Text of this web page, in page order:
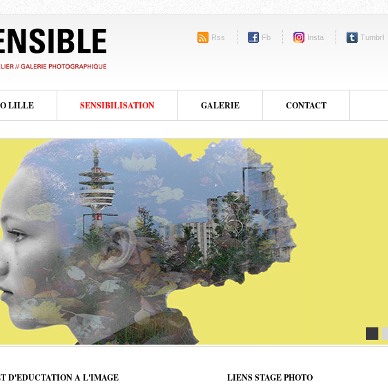
Rss Fb Insta Tumbrl
LILLE SENSIBILISATION GALERIE CONTACT
D'EDUCTATION A L'IMAGE LIENS STAGE PHOTO